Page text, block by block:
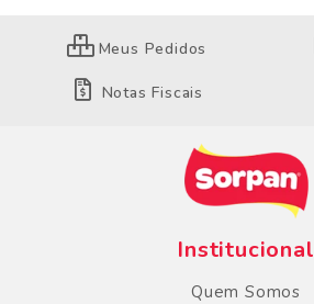
Meus Pedidos
Notas Fiscais
Institucional
Quem Somos